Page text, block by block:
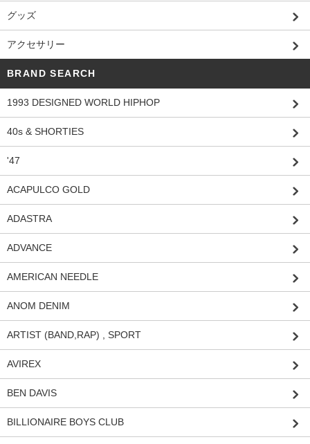
グッズ
アクセサリー
BRAND SEARCH
1993 DESIGNED WORLD HIPHOP
40s & SHORTIES
'47
ACAPULCO GOLD
ADASTRA
ADVANCE
AMERICAN NEEDLE
ANOM DENIM
ARTIST (BAND,RAP) , SPORT
AVIREX
BEN DAVIS
BILLIONAIRE BOYS CLUB